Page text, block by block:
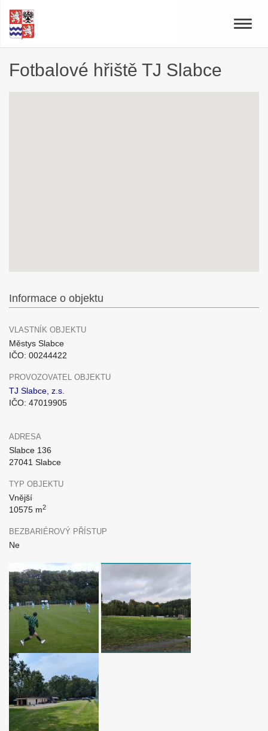
Toggle
Fotbalové hřiště TJ Slabce
Informace o objektu
VLASTNÍK OBJEKTU
Městys Slabce
IČO: 00244422
PROVOZOVATEL OBJEKTU
TJ Slabce, z.s.
IČO: 47019905
ADRESA
Slabce 136
27041 Slabce
TYP OBJEKTU
Vnější
10575 m2
BEZBARIÉROVÝ PŘÍSTUP
Ne